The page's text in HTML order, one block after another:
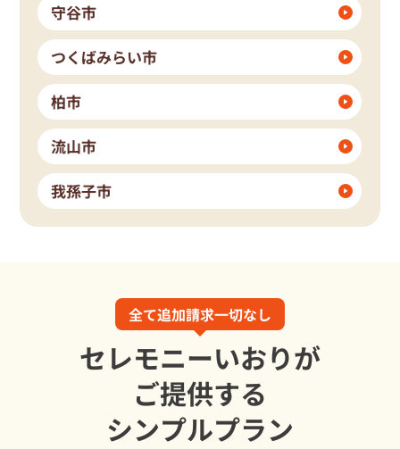
守谷市
つくばみらい市
柏市
流山市
我孫子市
全て追加請求一切なし
セレモニーいおりが
ご提供する
シンプルプラン